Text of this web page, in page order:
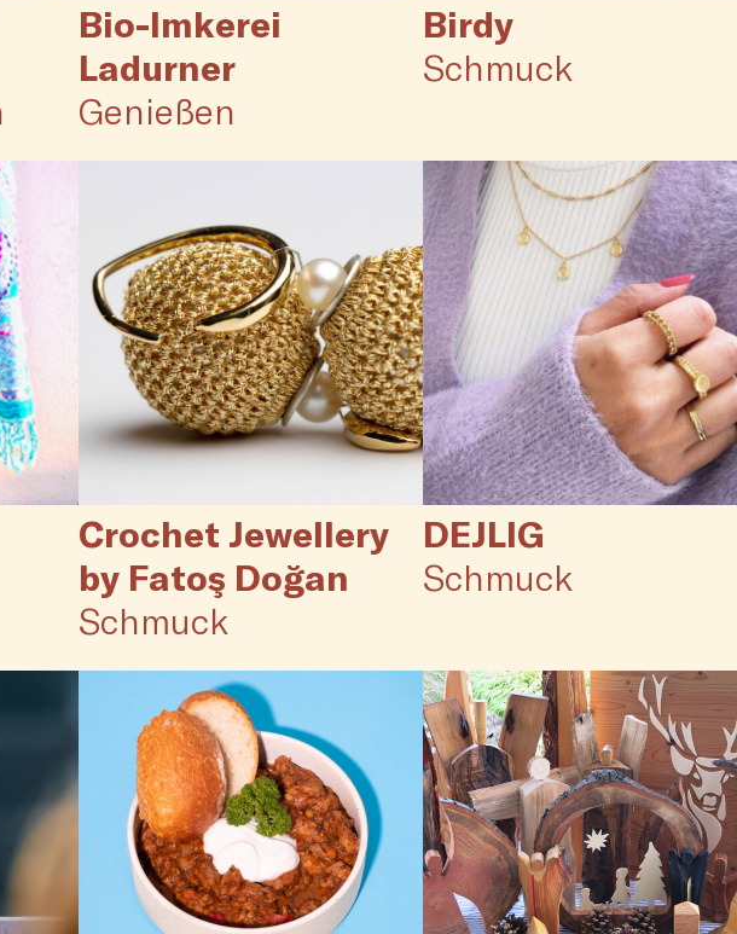
Bio-Imkerei
Ladurner
Genießen
Birdy
Schmuck
Crochet Jewellery
by Fatoş Doğan
Schmuck
DEJLIG
Schmuck